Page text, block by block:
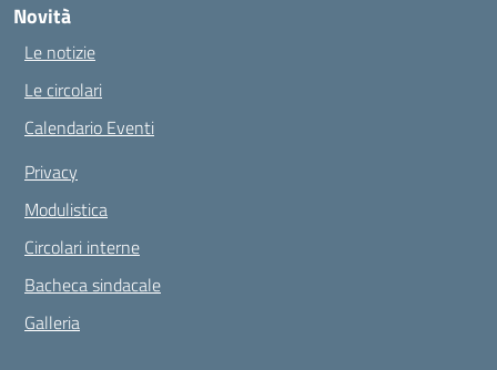
Novità
Le notizie
Le circolari
Calendario Eventi
Privacy
Modulistica
Circolari interne
Bacheca sindacale
Galleria